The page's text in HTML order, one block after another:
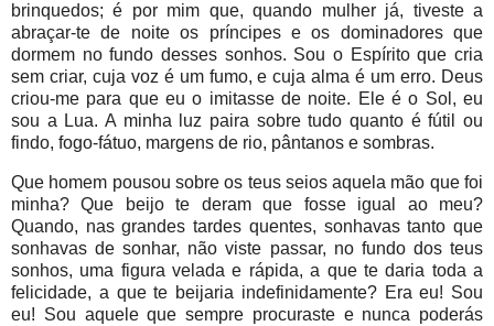
brinquedos; é por mim que, quando mulher já, tiveste a
abraçar-te de noite os príncipes e os dominadores que
dormem no fundo desses sonhos. Sou o Espírito que cria
sem criar, cuja voz é um fumo, e cuja alma é um erro. Deus
criou-me para que eu o imitasse de noite. Ele é o Sol, eu
sou a Lua. A minha luz paira sobre tudo quanto é fútil ou
findo, fogo-fátuo, margens de rio, pântanos e sombras.
Que homem pousou sobre os teus seios aquela mão que foi
minha? Que beijo te deram que fosse igual ao meu?
Quando, nas grandes tardes quentes, sonhavas tanto que
sonhavas de sonhar, não viste passar, no fundo dos teus
sonhos, uma figura velada e rápida, a que te daria toda a
felicidade, a que te beijaria indefinidamente? Era eu! Sou
eu! Sou aquele que sempre procuraste e nunca poderás